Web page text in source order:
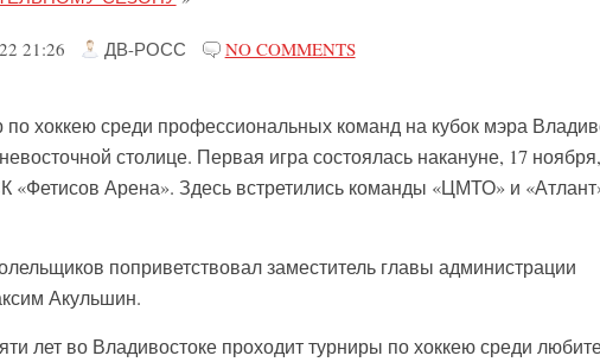
21:26 ДВ-РОСС NO COMMENTS
по хоккею среди профессиональных команд на кубок мэра
столице. Первая игра состоялась накануне, 17
«Фетисов Арена». Здесь встретились команды «ЦМТО» и
поприветствовал заместитель главы администрации
Акульшин.
лет во Владивостоке проходит турниры по хоккею среди